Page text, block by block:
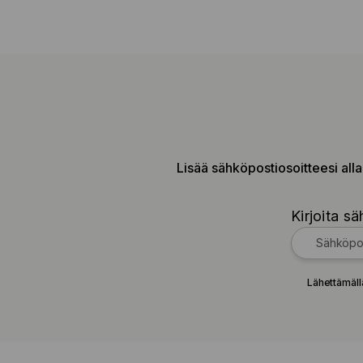
Lisää sähköpostiosoitteesi
Kirjoita